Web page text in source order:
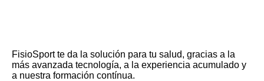
FisioSport te da la solución para tu salud, gracias a la
más avanzada tecnología, a la experiencia acumulado y
a nuestra formación contínua.